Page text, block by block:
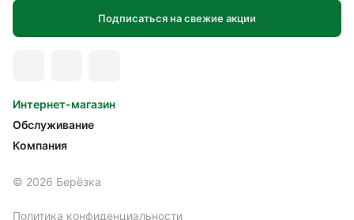
Подписаться на свежие акции
Интернет-магазин
Обслуживание
Компания
© 2026 Берёзка
Политика конфиденциальности